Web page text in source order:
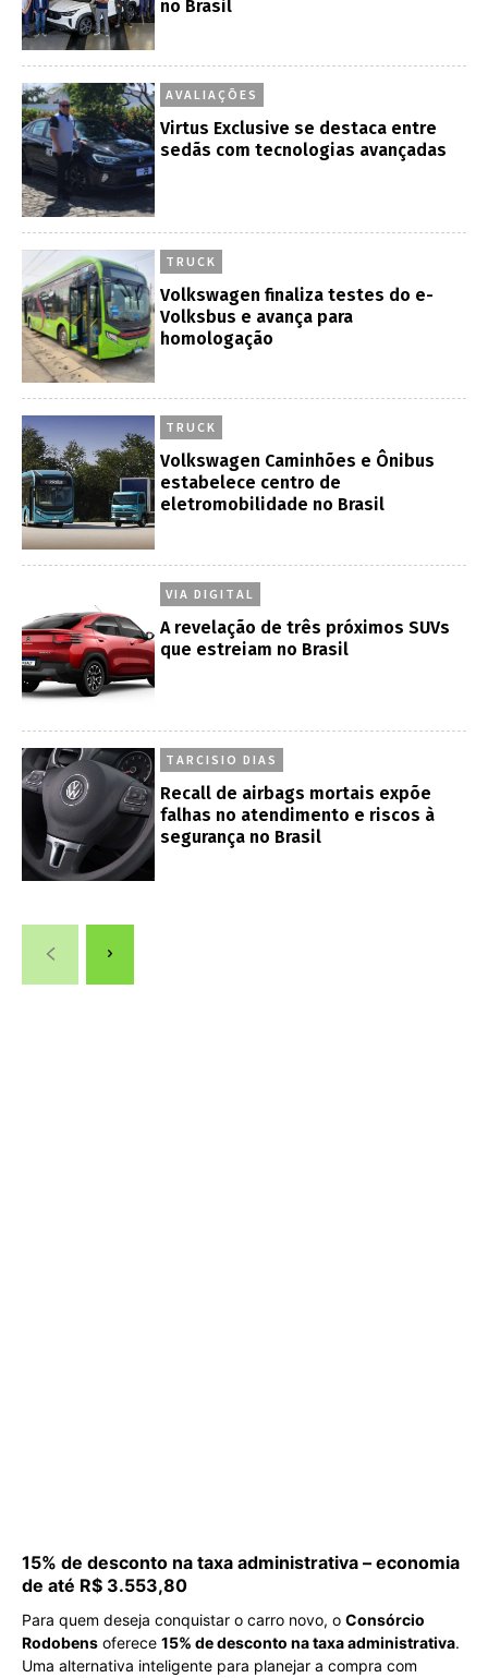
no Brasil
AVALIAÇÕES
Virtus Exclusive se destaca entre
sedãs com tecnologias avançadas
TRUCK
Volkswagen finaliza testes do e-
Volksbus e avança para
homologação
TRUCK
Volkswagen Caminhões e Ônibus
estabelece centro de
eletromobilidade no Brasil
VIA DIGITAL
A revelação de três próximos SUVs
que estreiam no Brasil
TARCISIO DIAS
Recall de airbags mortais expõe
falhas no atendimento e riscos à
segurança no Brasil
15% de desconto na taxa administrativa – economia
de até R$ 3.553,80
Para quem deseja conquistar o carro novo, o Consórcio
Rodobens oferece 15% de desconto na taxa administrativa.
Uma alternativa inteligente para planejar a compra com